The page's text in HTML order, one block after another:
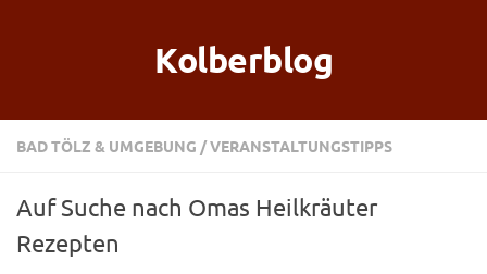
Kolberblog
BAD TÖLZ & UMGEBUNG /VERANSTALTUNGSTIPPS
Auf Suche nach Omas Heilkräuter
Rezepten